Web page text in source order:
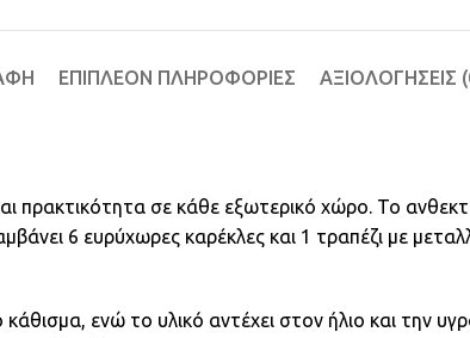
ΕΠΙΠΛΈΟΝ ΠΛΗΡΟΦΟΡΊΕΣ ΑΞΙΟΛΟΓΉΣΕΙΣ
πρακτικότητα σε κάθε εξωτερικό χώρο. Το
6 ευρύχωρες καρέκλες και 1 τραπέζι με
ενώ το υλικό αντέχει στον ήλιο και την